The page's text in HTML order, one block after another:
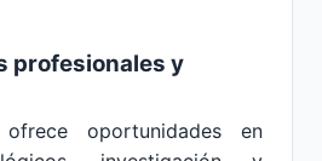
profesionales y
oportunidades en